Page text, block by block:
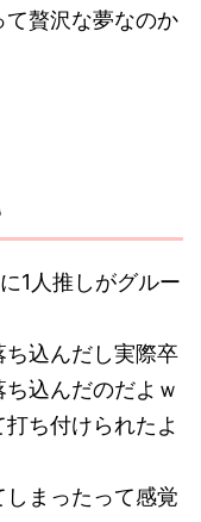
贅沢な夢なのか
1人推しがグルー
込んだし実際卒
込んだのだよｗ
ち付けられたよ
まったって感覚